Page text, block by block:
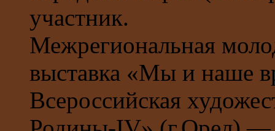
участник.
Межрегиональная
выставка «Мы и наше
Всероссийская